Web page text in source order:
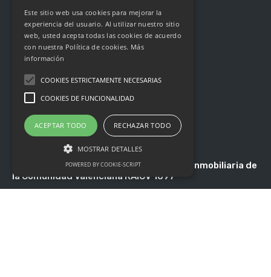
Quiénes somos
Contacto
Blog
Política de privacidad
Política de Cookies
Tasar Vivienda
Registro de Agentes de Intermediación Inmobiliaria de
la Comunidad Valenciana RAICV 1897
Este sitio web usa cookies para mejorar la
experiencia del usuario. Al utilizar nuestro sitio
web, usted acepta todas las cookies de acuerdo
con nuestra Política de cookies. Más
información
COOKIES ESTRICTAMENTE NECESARIAS
COOKIES DE FUNCIONALIDAD
ACEPTAR TODO RECHAZAR TODO
MOSTRAR DETALLES
POWERED BY COOKIE-SCRIPT